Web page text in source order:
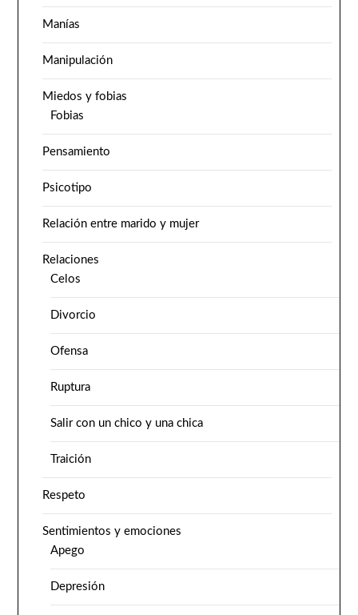
Manías
Manipulación
Miedos y fobias
Fobias
Pensamiento
Psicotipo
Relación entre marido y mujer
Relaciones
Celos
Divorcio
Ofensa
Ruptura
Salir con un chico y una chica
Traición
Respeto
Sentimientos y emociones
Apego
Depresión